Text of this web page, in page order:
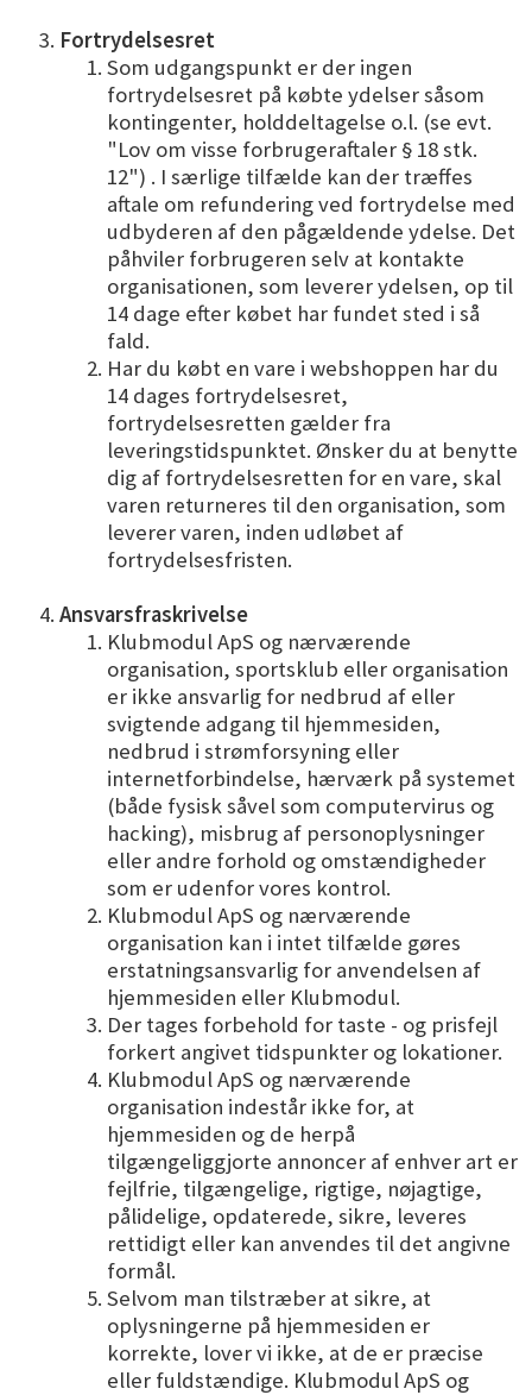
Fortrydelsesret
Som udgangspunkt er der ingen
fortrydelsesret på købte ydelser såsom
kontingenter, holddeltagelse o.l. (se evt.
"Lov om visse forbrugeraftaler § 18 stk.
12") . I særlige tilfælde kan der træffes
aftale om refundering ved fortrydelse med
udbyderen af den pågældende ydelse. Det
påhviler forbrugeren selv at kontakte
organisationen, som leverer ydelsen, op til
14 dage efter købet har fundet sted i så
fald.
Har du købt en vare i webshoppen har du
14 dages fortrydelsesret,
fortrydelsesretten gælder fra
leveringstidspunktet. Ønsker du at benytte
dig af fortrydelsesretten for en vare, skal
varen returneres til den organisation, som
leverer varen, inden udløbet af
fortrydelsesfristen.
Ansvarsfraskrivelse
Klubmodul ApS og nærværende
organisation, sportsklub eller organisation
er ikke ansvarlig for nedbrud af eller
svigtende adgang til hjemmesiden,
nedbrud i strømforsyning eller
internetforbindelse, hærværk på systemet
(både fysisk såvel som computervirus og
hacking), misbrug af personoplysninger
eller andre forhold og omstændigheder
som er udenfor vores kontrol.
Klubmodul ApS og nærværende
organisation kan i intet tilfælde gøres
erstatningsansvarlig for anvendelsen af
hjemmesiden eller Klubmodul.
Der tages forbehold for taste - og prisfejl
forkert angivet tidspunkter og lokationer.
Klubmodul ApS og nærværende
organisation indestår ikke for, at
hjemmesiden og de herpå
tilgængeliggjorte annoncer af enhver art er
fejlfrie, tilgængelige, rigtige, nøjagtige,
pålidelige, opdaterede, sikre, leveres
rettidigt eller kan anvendes til det angivne
formål.
Selvom man tilstræber at sikre, at
oplysningerne på hjemmesiden er
korrekte, lover vi ikke, at de er præcise
eller fuldstændige. Klubmodul ApS og